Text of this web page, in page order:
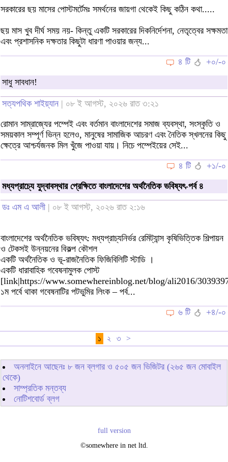
সরকারের ছয় মাসের পোস্টমর্টেমঃ সমর্থনের জায়গা থেকেই কিছু কঠিন কথা.....
ছয় মাস খুব দীর্ঘ সময় নয়- কিন্তু একটি সরকারের দিকনির্দেশনা, নেতৃত্বের সক্ষমতা
এবং প্রশাসনিক দক্ষতার কিছুটা ধারণা পাওয়ার জন্য...
৪ টি
+০/-০
সাধু সাবধান!
সত্যপথিক শাইয়্যান | ০৮ ই আগস্ট, ২০২৬ রাত ৩:২১
রোমান সাম্রাজ্যের পম্পেই এবং বর্তমান বাংলাদেশের সমাজ ব্যবস্থা, সংস্কৃতি ও
সময়কাল সম্পূর্ণ ভিন্ন হলেও, মানুষের সামাজিক আচরণ এবং নৈতিক স্খলনের কিছু
ক্ষেত্রে আশ্চর্যজনক মিল খুঁজে পাওয়া যায়। নিচে পম্পেইয়ের সেই...
৪ টি
+১/-০
মধ্যপ্রাচ্যে যুদ্বাবস্থার প্রেক্ষিতে বাংলাদেশের অর্থনৈতিক ভবিষ্যৎ-পর্ব ৪
ডঃ এম এ আলী| ০৮ ই আগস্ট, ২০২৬ রাত ২:১৬
বাংলাদেশের অর্থনৈতিক ভবিষ্যৎ: মধ্যপ্রাচ্যনির্ভর রেমিট্যান্স কৃষিভিত্তিক শিল্পায়ন
ও টেকসই উন্নয়নের বিকল্প কৌশল
একটি অর্থনৈতিক ও ভূ-রাজনৈতিক ফিজিবিলিটি স্টাডি ।
একটি ধারাবাহিক গবেষনামুলক পোস্ট
[link|https://www.somewhereinblog.net/blog/ali2016/
১ম পর্বে থাকা গবেষনাটির পটভুমির লিংক – পর্ব...
৬ টি
+৪/-০
১ ২ ৩ >
অনলাইনে আছেনঃ ৮জন ব্লগার ও ৫০৫ জন ভিজিটর (২৬৫ জন মোবাইল
থেকে)
সাম্প্রতিক মন্তব্য
নোটিশবোর্ড ব্লগ
full version
©somewhere in net ltd.